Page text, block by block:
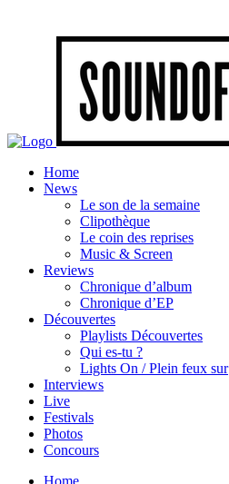
Home
News
Le son de la semaine
Clipothèque
Le coin des reprises
Music & Screen
Reviews
Chronique d’album
Chronique d’EP
Découvertes
Playlists Découvertes
Qui es-tu ?
Lights On / Plein feux sur
Interviews
Live
Festivals
Photos
Concours
Home